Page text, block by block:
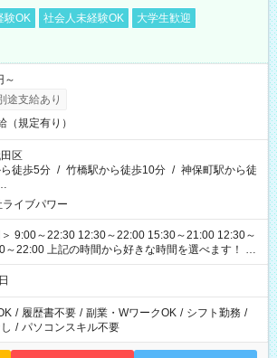
験OK 社会人未経験OK
大学生歓迎
～
途支給あり
（規定有り）
区
徒歩5分 / 竹橋駅から徒歩10分 / 神保町駅から徒
イブパワー
＞ 9:00～22:30 12:30～22:00 15:30～21:00 12:30～
好きな時間を選べます！ ※
なる可能性があります
/ 履歴書不要 / 副業・WワークOK / シフト勤務 /
/ パソコンスキル不要